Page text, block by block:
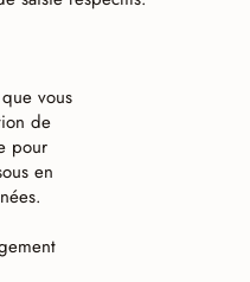
vous
de
pour
en